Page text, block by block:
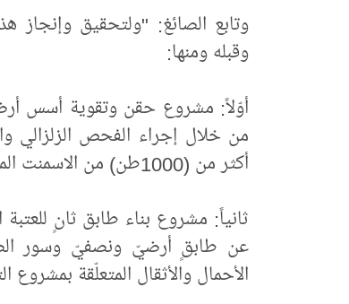
وتابع الصائغ: "ولتحقيق وإنجاز
وقبله ومنها:
أوّلاً: مشروع حقن وتقوية أسس
من خلال إجراء الفحص الزلزالي
أكثر من (1000طن) من الاسمنت المعالج في التربة.
ثانياً: مشروع بناء طابق ثانٍ
عن طابقٍ أرضيّ ونصفيّ وسور
الأحمال والأثقال المتعلّقة بمشروع